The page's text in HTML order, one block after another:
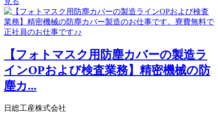
【フォトマスク用防塵カバーの製造ラ
インOPおよび検査業務】精密機械の防
塵カ...
日総工産株式会社